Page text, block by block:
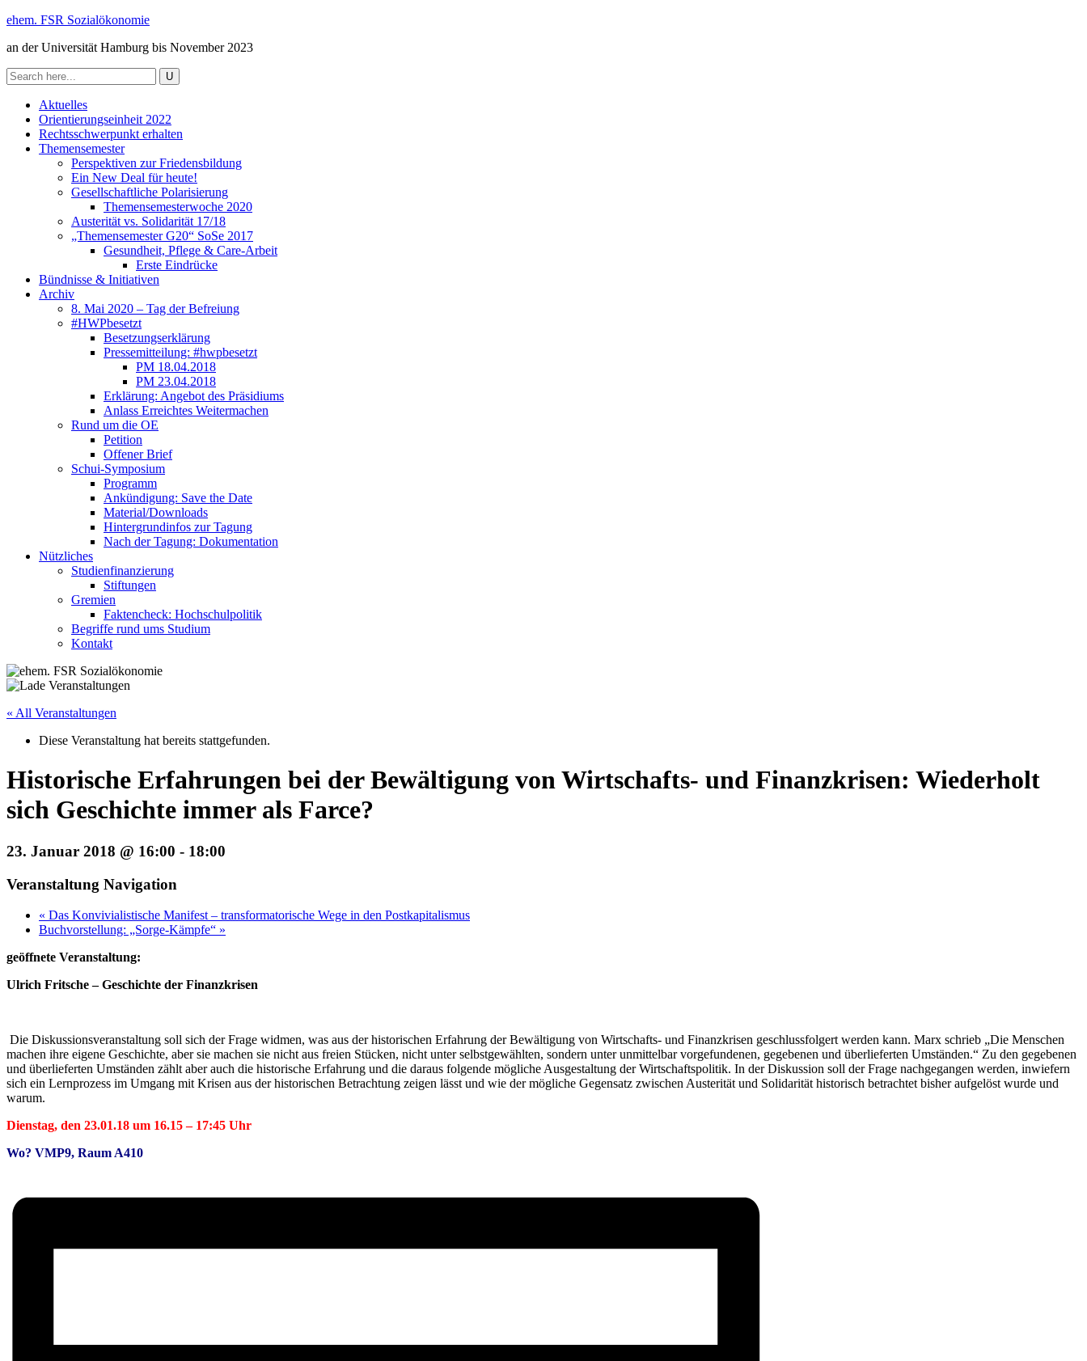
ehem. FSR Sozialökonomie
an der Universität Hamburg bis November 2023
Aktuelles
Orientierungseinheit 2022
Rechtsschwerpunkt erhalten
Themensemester
Perspektiven zur Friedensbildung
Ein New Deal für heute!
Gesellschaftliche Polarisierung
Themensemesterwoche 2020
Austerität vs. Solidarität 17/18
„Themensemester G20“ SoSe 2017
Gesundheit, Pflege & Care-Arbeit
Erste Eindrücke
Bündnisse & Initiativen
Archiv
8. Mai 2020 – Tag der Befreiung
#HWPbesetzt
Besetzungserklärung
Pressemitteilung: #hwpbesetzt
PM 18.04.2018
PM 23.04.2018
Erklärung: Angebot des Präsidiums
Anlass Erreichtes Weitermachen
Rund um die OE
Petition
Offener Brief
Schui-Symposium
Programm
Ankündigung: Save the Date
Material/Downloads
Hintergrundinfos zur Tagung
Nach der Tagung: Dokumentation
Nützliches
Studienfinanzierung
Stiftungen
Gremien
Faktencheck: Hochschulpolitik
Begriffe rund ums Studium
Kontakt
« All Veranstaltungen
Diese Veranstaltung hat bereits stattgefunden.
Historische Erfahrungen bei der Bewältigung von Wirtschafts- und Finanzkrisen: Wiederholt
sich Geschichte immer als Farce?
23. Januar 2018 @ 16:00 - 18:00
Veranstaltung Navigation
« Das Konvivialistische Manifest – transformatorische Wege in den Postkapitalismus
Buchvorstellung: „Sorge-Kämpfe“ »
geöffnete Veranstaltung:
Ulrich Fritsche – Geschichte der Finanzkrisen
Die Diskussionsveranstaltung soll sich der Frage widmen, was aus der historischen Erfahrung der Bewältigung von Wirtschafts- und Finanzkrisen geschlussfolgert werden kann. Marx schrieb „Die Menschen
machen ihre eigene Geschichte, aber sie machen sie nicht aus freien Stücken, nicht unter selbstgewählten, sondern unter unmittelbar vorgefundenen, gegebenen und überlieferten Umständen.“ Zu den gegebenen
und überlieferten Umständen zählt aber auch die historische Erfahrung und die daraus folgende mögliche Ausgestaltung der Wirtschaftspolitik. In der Diskussion soll der Frage nachgegangen werden, inwiefern
sich ein Lernprozess im Umgang mit Krisen aus der historischen Betrachtung zeigen lässt und wie der mögliche Gegensatz zwischen Austerität und Solidarität historisch betrachtet bisher aufgelöst wurde und
warum.
Dienstag, den 23.01.18 um 16.15 – 17:45 Uhr
Wo? VMP9, Raum A410